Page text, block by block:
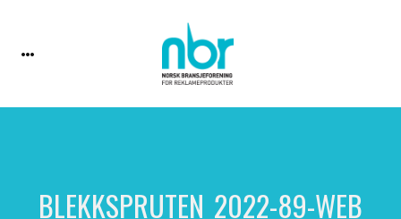
BLEKKSPRUTEN_2022-89-WEB